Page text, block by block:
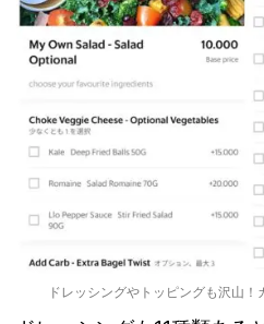
ドレッシングやトッピングも沢山